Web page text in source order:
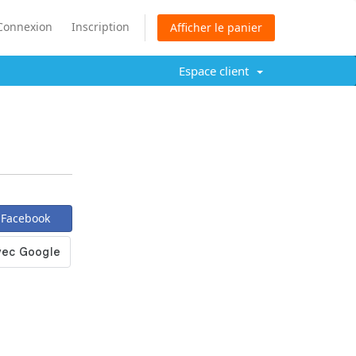
Inscription Afficher le panier
Espace client